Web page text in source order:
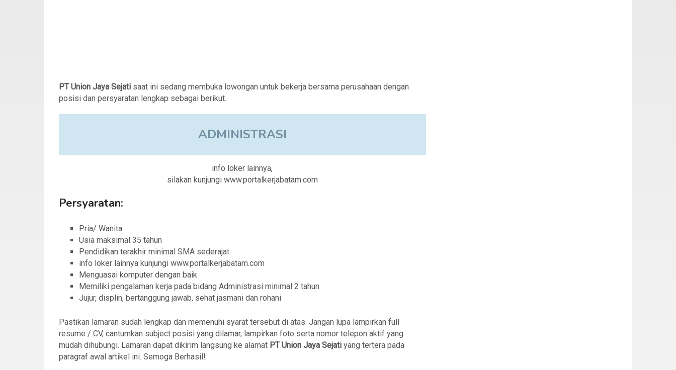
PT Union Jaya Sejati saat ini sedang membuka lowongan untuk bekerja bersama perusahaan dengan
posisi dan persyaratan lengkap sebagai berikut.
ADMINISTRASI
info loker lainnya,
silakan kunjungi www.portalkerjabatam.com
Persyaratan:
Pria/ Wanita
Usia maksimal 35 tahun
Pendidikan terakhir minimal SMA sederajat
info loker lainnya kunjungi www.portalkerjabatam.com
Menguasai komputer dengan baik
Memiliki pengalaman kerja pada bidang Administrasi minimal 2 tahun
Jujur, displin, bertanggung jawab, sehat jasmani dan rohani
Pastikan lamaran sudah lengkap dan memenuhi syarat tersebut di atas. Jangan lupa lampirkan full
resume / CV, cantumkan subject posisi yang dilamar, lampirkan foto serta nomor telepon aktif yang
mudah dihubungi. Lamaran dapat dikirim langsung ke alamat PT Union Jaya Sejati yang tertera pada
paragraf awal artikel ini. Semoga Berhasil!